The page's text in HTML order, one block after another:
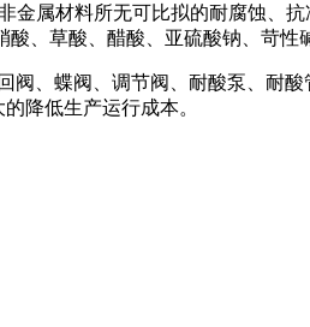
金属材料所无可比拟的耐腐蚀、
、草酸、醋酸、亚硫酸钠、苛
阀、蝶阀、调节阀、耐酸泵、耐
的降低生产运行成本。